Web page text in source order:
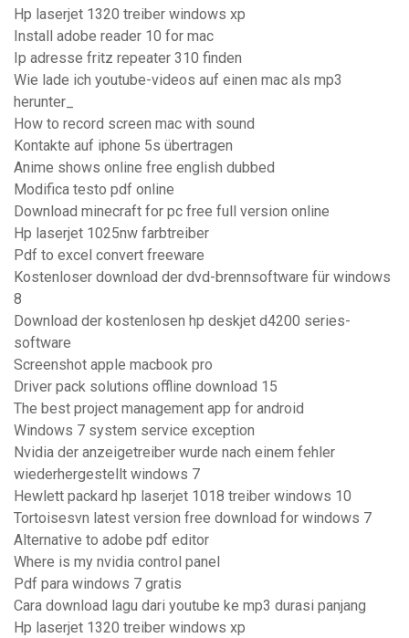
Hp laserjet 1320 treiber windows xp
Install adobe reader 10 for mac
Ip adresse fritz repeater 310 finden
Wie lade ich youtube-videos auf einen mac als mp3
herunter_
How to record screen mac with sound
Kontakte auf iphone 5s übertragen
Anime shows online free english dubbed
Modifica testo pdf online
Download minecraft for pc free full version online
Hp laserjet 1025nw farbtreiber
Pdf to excel convert freeware
Kostenloser download der dvd-brennsoftware für windows
8
Download der kostenlosen hp deskjet d4200 series-
software
Screenshot apple macbook pro
Driver pack solutions offline download 15
The best project management app for android
Windows 7 system service exception
Nvidia der anzeigetreiber wurde nach einem fehler
wiederhergestellt windows 7
Hewlett packard hp laserjet 1018 treiber windows 10
Tortoisesvn latest version free download for windows 7
Alternative to adobe pdf editor
Where is my nvidia control panel
Pdf para windows 7 gratis
Cara download lagu dari youtube ke mp3 durasi panjang
Hp laserjet 1320 treiber windows xp